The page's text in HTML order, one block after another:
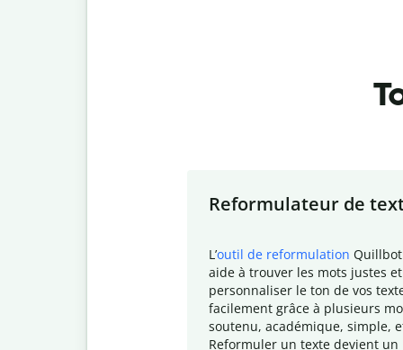
Reformulateur de
L ’outil de reformulation
aide à trouver les mots justes
personnaliser le ton de vos
facilement grâce à plusieurs
soutenu, académique, simple,
Reformuler un texte devient un